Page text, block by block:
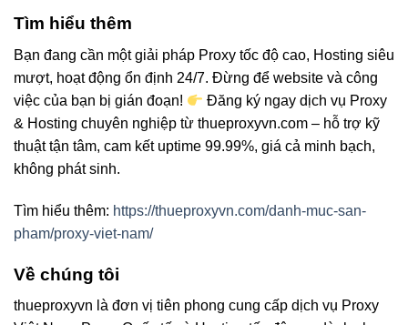
Tìm hiểu thêm
Bạn đang cần một giải pháp Proxy tốc độ cao, Hosting siêu
mượt, hoạt động ổn định 24/7. Đừng để website và công
việc của bạn bị gián đoạn!
Đăng ký ngay dịch vụ Proxy
& Hosting chuyên nghiệp từ thueproxyvn.com – hỗ trợ kỹ
thuật tận tâm, cam kết uptime 99.99%, giá cả minh bạch,
không phát sinh.
Tìm hiểu thêm: https://thueproxyvn.com/danh-muc-san-
pham/proxy-viet-nam/
Về chúng tôi
thueproxyvn là đơn vị tiên phong cung cấp dịch vụ Proxy